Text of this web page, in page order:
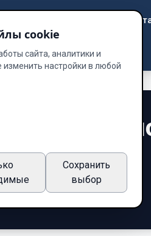
«Самоценность»
cookie
сайта, аналитики и
настройки в любой
Сохранить
выбор